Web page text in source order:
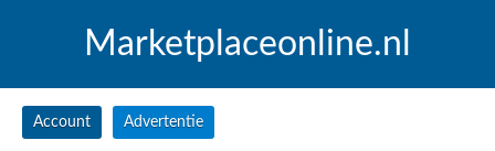
Marketplaceonline.nl
Account Advertentie